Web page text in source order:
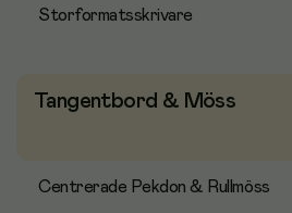
Storformatsskrivare
Tangentbord & Möss
Centrerade Pekdon & Rullmöss